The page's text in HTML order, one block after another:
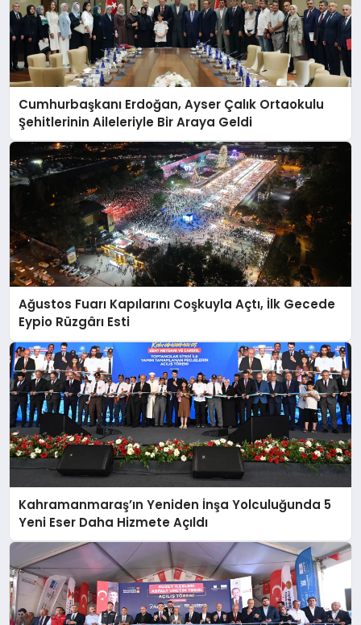
Cumhurbaşkanı Erdoğan, Ayser Çalık Ortaokulu
Şehitlerinin Aileleriyle Bir Araya Geldi
Ağustos Fuarı Kapılarını Coşkuyla Açtı, İlk Gecede
Eypio Rüzgârı Esti
Kahramanmaraş’ın Yeniden İnşa Yolculuğunda 5
Yeni Eser Daha Hizmete Açıldı